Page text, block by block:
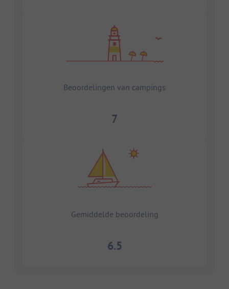
Beoordelingen van campings
7
Gemiddelde beoordeling
6.5